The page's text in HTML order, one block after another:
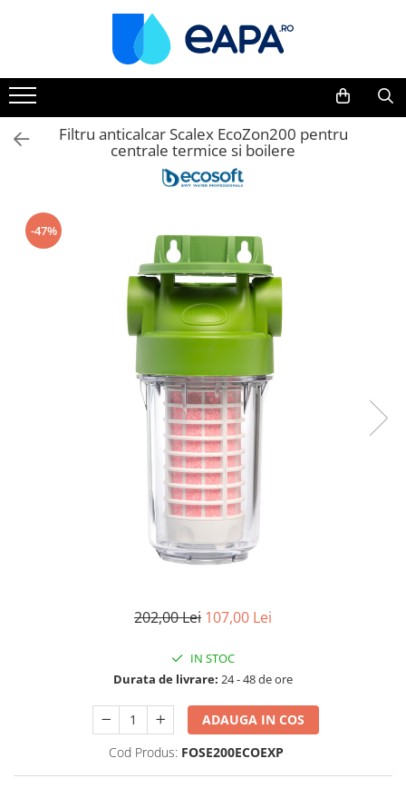
Toate Produsele
Dedurizare
Dedurizator tip Cabinet
Dedurizator Simplex
Filtre 5"
Sisteme duplex / triplex
Cartuse Big Blue 20"
Mansoane Cintropur
Membrane osmoza inversa
Membrana Ultrafiltrare
Filtru anticalcar Scalex EcoZon200 pentru
centrale termice si boilere
-47%
202,00 Lei 107,00 Lei
IN STOC
Durata de livrare: 24 - 48 de ore
ADAUGA IN COS
Cod Produs: FOSE200ECOEXP